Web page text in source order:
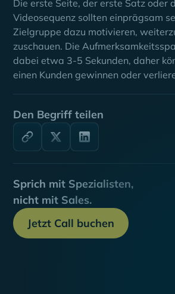
Den Begriff teilen
Sprich mit Spezialisten,
nicht mit Sales.
Jetzt Call buchen
Die erste Seite, der erste Satz oder
Videosequenz sollten einprägsam
Zielgruppe dazu motivieren,
zuschauen. Die
dabei etwa 3-5 Sekunden, daher
einen Kunden gewinnen oder